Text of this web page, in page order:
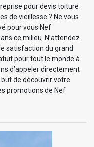
pour devis toiture
de vieillesse ? Ne vous
pour vous Nef
ce milieu. N’attendez
satisfaction du grand
pour tout le monde à
d’appeler directement
but de découvrir votre
promotions de Nef